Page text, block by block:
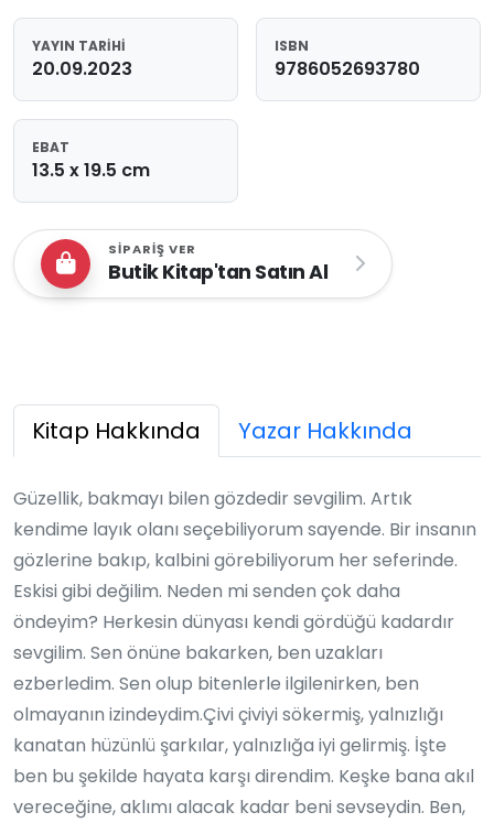
YAYIN TARIHI
20.09.2023
ISBN
9786052693780
EBAT
13.5 x 19.5 cm
SIPARIŞ VER
Butik Kitap'tan Satın Al
Kitap Hakkında Yazar Hakkında
Güzellik, bakmayı bilen gözdedir sevgilim. Artık
kendime layık olanı seçebiliyorum sayende. Bir insanın
gözlerine bakıp, kalbini görebiliyorum her seferinde.
Eskisi gibi değilim. Neden mi senden çok daha
öndeyim? Herkesin dünyası kendi gördüğü kadardır
sevgilim. Sen önüne bakarken, ben uzakları
ezberledim. Sen olup bitenlerle ilgilenirken, ben
olmayanın izindeydim.Çivi çiviyi sökermiş, yalnızlığı
kanatan hüzünlü şarkılar, yalnızlığa iyi gelirmiş. İşte
ben bu şekilde hayata karşı direndim. Keşke bana akıl
vereceğine, aklımı alacak kadar beni sevseydin. Ben,